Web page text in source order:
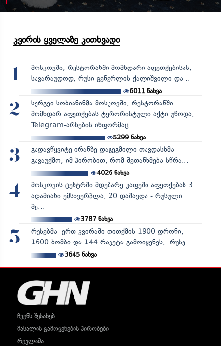
კვირის ყველაზე კითხვადი
1
მოსკოვში, რესტორანში მომხდარი აფეთქებისას,
სავარაუდოდ, რუსი გენერლის ქალიშვილი და...
6011 ნახვა
2
სერგეი სობიანინმა მოსკოვში, რესტორანში
მომხდარ აფეთქებას ტერორისტული აქტი უწოდა,
Telegram-არხების ინფორმაც...
5299ნახვა
3
გადავწყვიტე ირანზე დაგეგმილი თავდასხმა
გავაუქმო, იმ პირობით, რომ შეთანხმება სწრა...
4026ნახვა
4
მოსკოვის ცენტრში მდებარე კაფეში აფეთქებას 3
ადამიანი ემსხვერპლა, 20 დაშავდა - რუსული
მე...
3787ნახვა
5
რუსებმა ერთ კვირაში თითქმის 1900 დრონი,
1600 ბომბი და 144 რაკეტა გამოიყენეს, რუსე...
3645ნახვა
ჩვენს შესახებ
მასალის გამოყენების პირობები
რეკლამა